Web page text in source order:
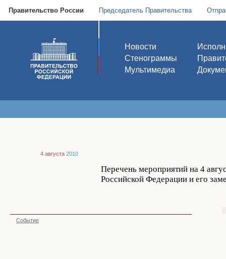
Правительство России Председатель Правительства
Новости
Стенограммы
Мультимедиа
4 августа 2010
Перечень мероприятий на 4
Российской Федерации и его
Событие